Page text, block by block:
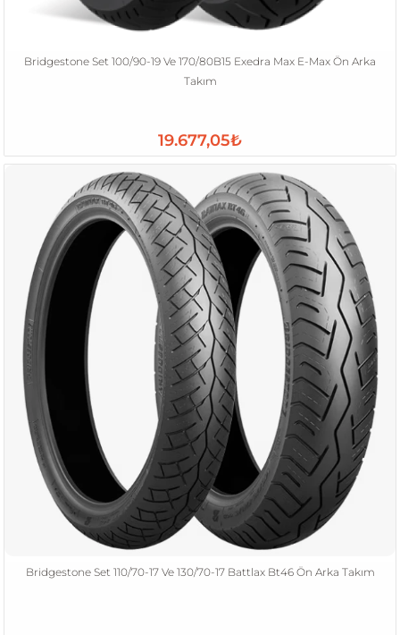
Bridgestone Set 100/90-19 Ve 170/80B15 Exedra Max E-Max Ön Arka
Takım
19.677,05₺
Bridgestone Set 110/70-17 Ve 130/70-17 Battlax Bt46 Ön Arka Takım